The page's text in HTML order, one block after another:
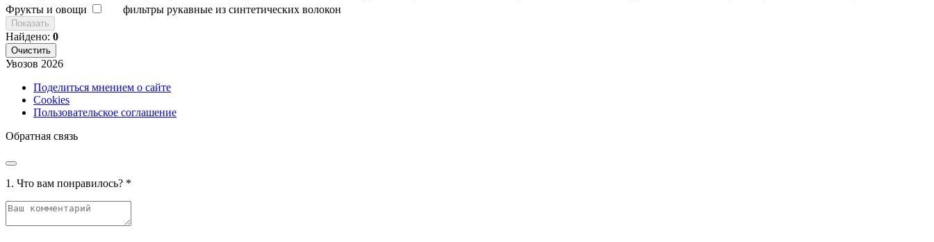
Фрукты и овощи
фильтры рукавные из синтетических волокон
Показать
Найдено: 0
Очистить
Увозов 2026
Поделиться мнением о сайте
Cookies
Пользовательское соглашение
Обратная связь
1. Что вам понравилось? *